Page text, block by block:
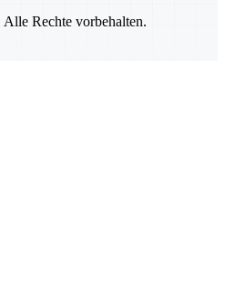
Rechte vorbehalten.